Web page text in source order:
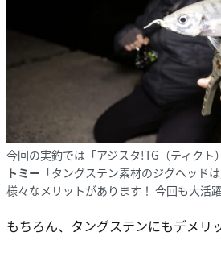
今回の実釣では「アジスタ!TG（ティクト
トミー 「タングステン素材のジグヘッド
様々なメリットがあります！ 今回も大活
もちろん、タングステンにもデメリ